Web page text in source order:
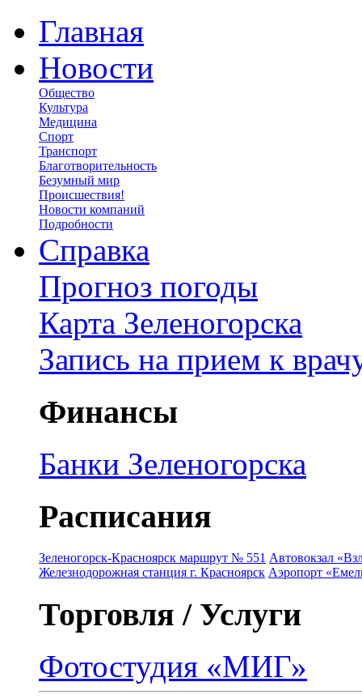
Главная
Новости
Общество
Культура
Медицина
Спорт
Транспорт
Благотворительность
Безумный мир
Происшествия!
Новости компаний
Подробности
Справка
Прогноз погоды
Карта Зеленогорска
Запись на прием к
Финансы
Банки Зеленогорска
Расписания
Зеленогорск-Красноярск маршрут № 551 Автовокзал
Железнодорожная станция г. Красноярск Аэропорт
Торговля / Услуги
Фотостудия «МИГ»